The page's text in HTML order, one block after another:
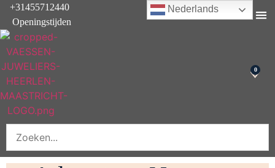
+31455712440
Openingstijden
0
Nederlands